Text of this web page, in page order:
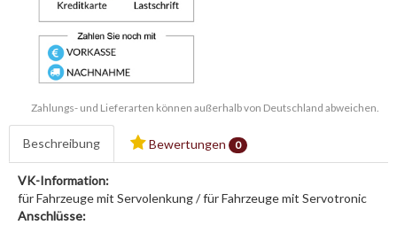
Zahlungs- und Lieferarten können außerhalb von Deutschland abweichen.
Beschreibung Bewertungen 0
VK-Information:
für Fahrzeuge mit Servolenkung / für Fahrzeuge mit Servotronic
Anschlüsse: